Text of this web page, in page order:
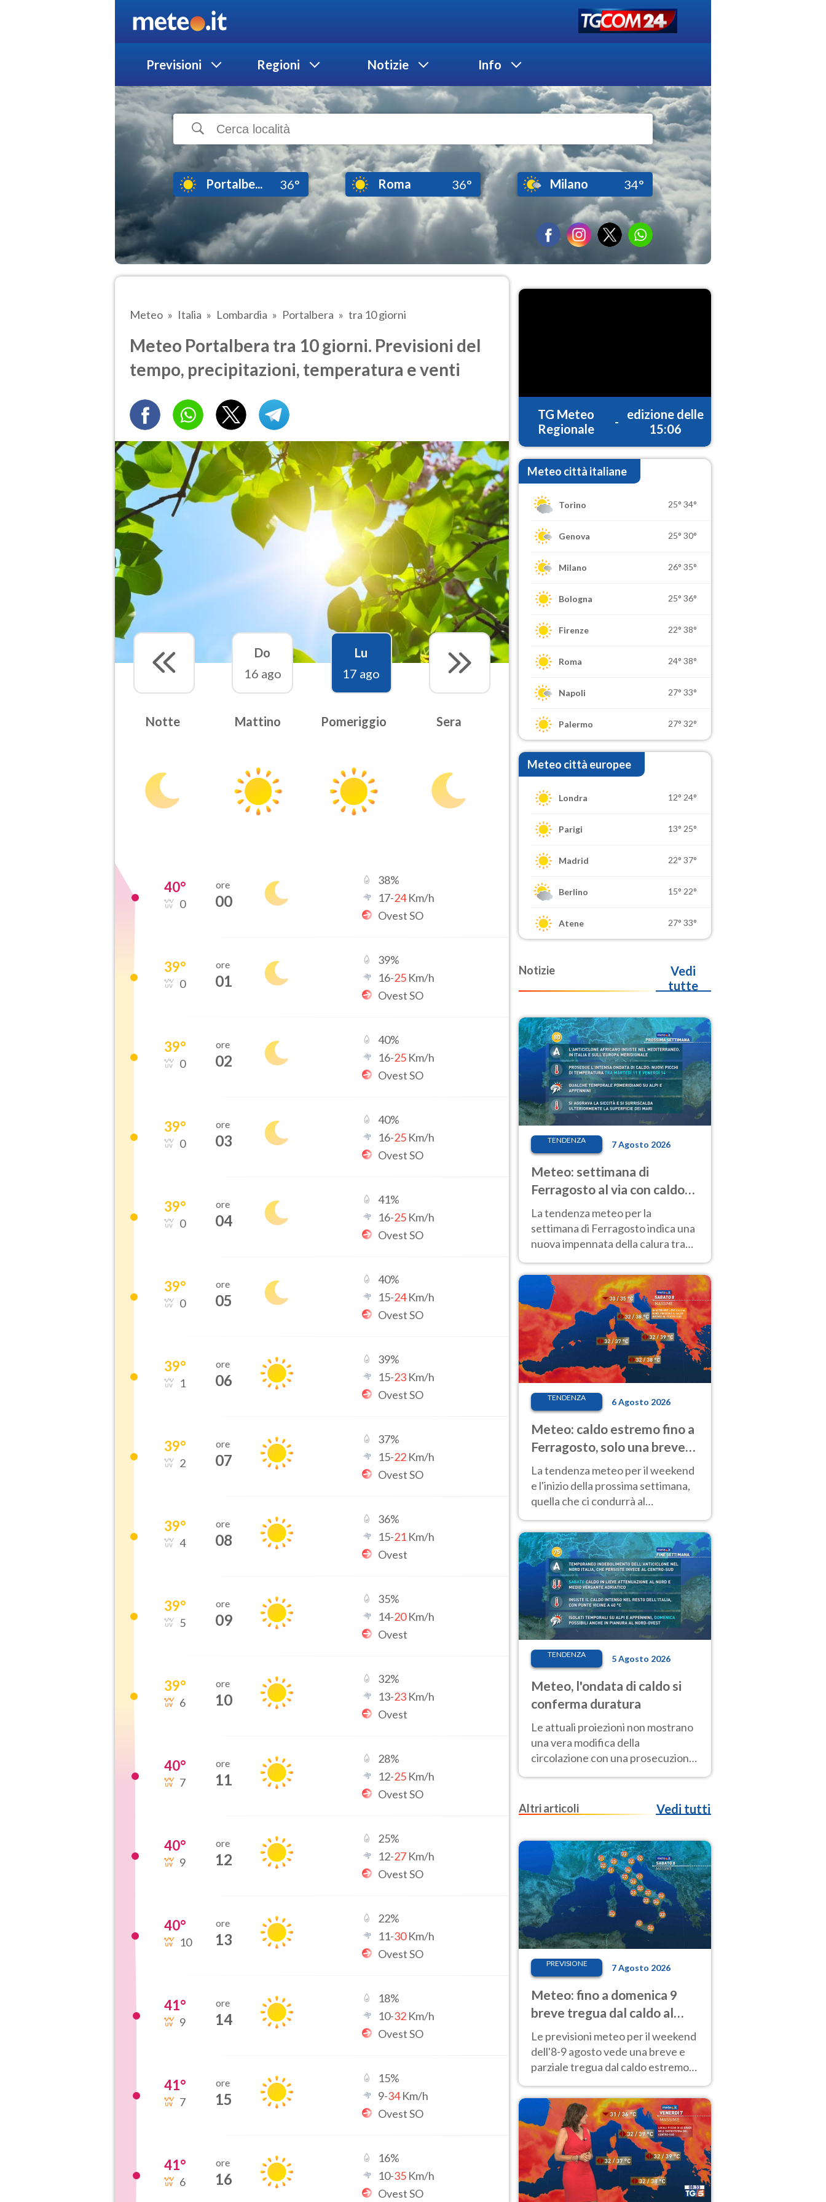
Previsioni Regioni Notizie Info
Portalbe... 36° Roma 36° Milano 34°
Meteo Italia Lombardia Portalbera tra 10 giorni
Meteo Portalbera tra 10 giorni. Previsioni del
tempo, precipitazioni, temperatura e venti
Do
16 ago
Lu
17 ago
Notte Mattino Pomeriggio Sera
40°
0
ore
00
38%
17-24Km/h
Ovest SO
39°
0
ore
01
39%
16-25 Km/h
Ovest SO
39°
0
ore
02
40%
16-25 Km/h
Ovest SO
39°
0
ore
03
40%
16-25 Km/h
Ovest SO
39°
0
ore
04
41%
16-25 Km/h
Ovest SO
39°
0
ore
05
40%
15-24Km/h
Ovest SO
39°
1
ore
06
39%
15-23 Km/h
Ovest SO
39°
2
ore
07
37%
15-22 Km/h
Ovest SO
39°
4
ore
08
36%
15-21 Km/h
Ovest
39°
5
ore
09
35%
14-20Km/h
Ovest
39°
6
ore
10
32%
13-23 Km/h
Ovest
40°
7
ore
11
28%
12-25 Km/h
Ovest SO
40°
9
ore
12
25%
12-27 Km/h
Ovest SO
40°
10
ore
13
22%
11-30Km/h
Ovest SO
41°
9
ore
14
18%
10-32 Km/h
Ovest SO
41°
7
ore
15
15%
9-34Km/h
Ovest SO
41°
6
ore
16
16%
10-35 Km/h
Ovest SO
TG Meteo
Regionale
-
edizione delle
15:06
Meteo città italiane
Torino 25° 34°
Genova 25° 30°
Milano 26° 35°
Bologna 25° 36°
Firenze 22° 38°
Roma 24° 38°
Napoli 27° 33°
Palermo 27° 32°
Meteo città europee
Londra 12° 24°
Parigi 13° 25°
Madrid 22° 37°
Berlino 15° 22°
Atene 27° 33°
Notizie
Vedi
tutte
TENDENZA 7 Agosto 2026
Meteo: settimana di
Ferragosto al via con caldo
intenso e qualche temporale
La tendenza meteo per la
settimana di Ferragosto indica una
nuova impennata della calura tra
anche al Nord.
TENDENZA 6 Agosto 2026
Meteo: caldo estremo fino a
Ferragosto, solo una breve
pausa. Ecco dove
La tendenza meteo per il weekend
e l'inizio della prossima settimana,
quella che ci condurrà al
temperature molto elevate
TENDENZA 5 Agosto 2026
Meteo, l'ondata di caldo si
conferma duratura
Le attuali proiezioni non mostrano
una vera modifica della
circolazione con una prosecuzione
del caldo fuori scala per molti
Ferragosto
Altri articoli Vedi tutti
PREVISIONE 7 Agosto 2026
Meteo: fino a domenica 9
breve tregua dal caldo al
Nord! Altrove calura e afa
Le previsioni meteo per il weekend
dell'8-9 agosto vede una breve e
parziale tregua dal caldo estremo
40 gradi.